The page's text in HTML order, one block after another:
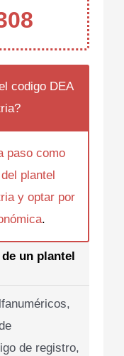
codigo DEA
paso como
plantel
y optar por
.
un plantel
de registro,